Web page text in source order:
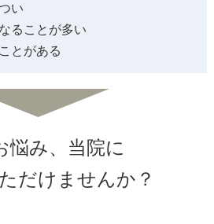
い
ることが多い
とがある
悩み、当院に
だけませんか？